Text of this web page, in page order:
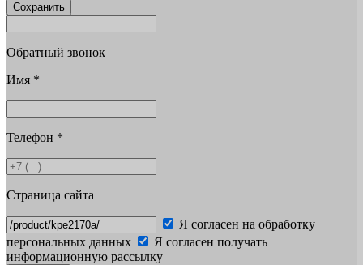
Сохранить
Обратный звонок
Имя *
Телефон *
Страница сайта
Я согласен на обработку
персональных данных
Я согласен получать
информационную рассылку